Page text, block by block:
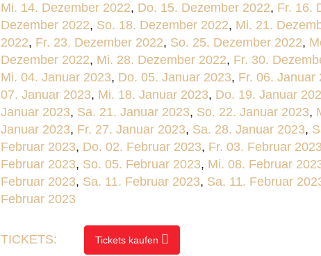
Mi. 14. Dezember 2022, Do. 15. Dezember 2022, Fr. 16.
Dezember 2022, So. 18. Dezember 2022, Mi. 21.
2022, Fr. 23. Dezember 2022, So. 25. Dezember 2022,
Dezember 2022, Mi. 28. Dezember 2022, Fr. 30.
Mi. 04. Januar 2023, Do. 05. Januar 2023, Fr. 06. Januar
07. Januar 2023, Mi. 18. Januar 2023, Do. 19. Januar
Januar 2023, Sa. 21. Januar 2023, So. 22. Januar 2023,
Januar 2023, Fr. 27. Januar 2023, Sa. 28. Januar 2023,
Februar 2023, Do. 02. Februar 2023, Fr. 03. Februar 2023
Februar 2023, So. 05. Februar 2023, Mi. 08. Februar
Februar 2023, Sa. 11. Februar 2023, Sa. 11. Februar
Februar 2023
TICKETS: Tickets kaufen